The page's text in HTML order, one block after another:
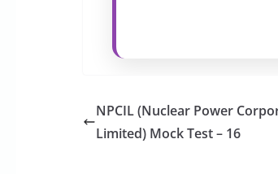
NPCIL (Nuclear Power
Limited) Mock Test – 16